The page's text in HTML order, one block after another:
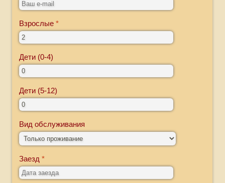
Взрослые
Дети (0-4)
Дети (5-12)
Вид обслуживания
Заезд